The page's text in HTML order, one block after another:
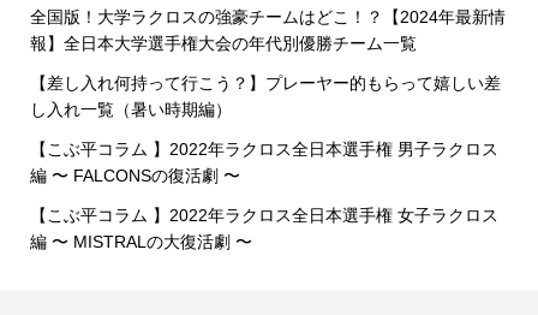
全国版！大学ラクロスの強豪チームはどこ！？【2024年最新情
報】全日本大学選手権大会の年代別優勝チーム一覧
【差し入れ何持って行こう？】プレーヤー的もらって嬉しい差
し入れ一覧（暑い時期編）
【こぶ平コラム 】2022年ラクロス全日本選手権 男子ラクロス
編 〜 FALCONSの復活劇 〜
【こぶ平コラム 】2022年ラクロス全日本選手権 女子ラクロス
編 〜 MISTRALの大復活劇 〜